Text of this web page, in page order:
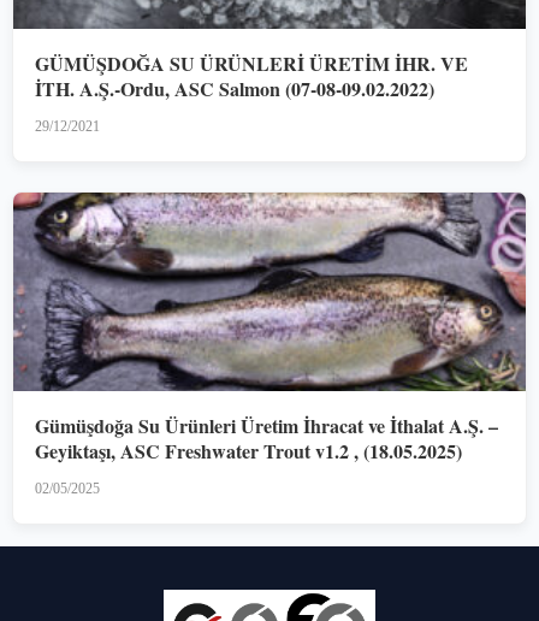
GÜMÜŞDOĞA SU ÜRÜNLERİ ÜRETİM İHR. VE
İTH. A.Ş.-Ordu, ASC Salmon (07-08-09.02.2022)
29/12/2021
Gümüşdoğa Su Ürünleri Üretim İhracat ve İthalat A.Ş. –
Geyiktaşı, ASC Freshwater Trout v1.2 , (18.05.2025)
02/05/2025